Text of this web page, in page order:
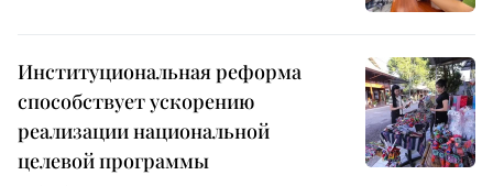
Институциональная реформа
способствует ускорению
реализации национальной
целевой программы